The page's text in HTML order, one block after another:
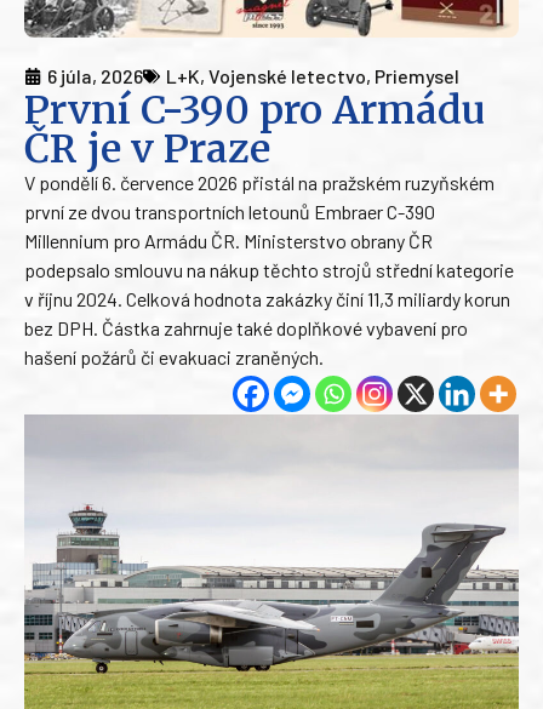
6 júla, 2026 L+K, Vojenské letectvo, Priemysel
První C-390 pro Armádu
ČR je v Praze
V pondělí 6. července 2026 přistál na pražském ruzyňském
první ze dvou transportních letounů Embraer C-390
Millennium pro Armádu ČR. Ministerstvo obrany ČR
podepsalo smlouvu na nákup těchto strojů střední kategorie
v říjnu 2024. Celková hodnota zakázky činí 11,3 miliardy korun
bez DPH. Částka zahrnuje také doplňkové vybavení pro
hašení požárů či evakuaci zraněných.